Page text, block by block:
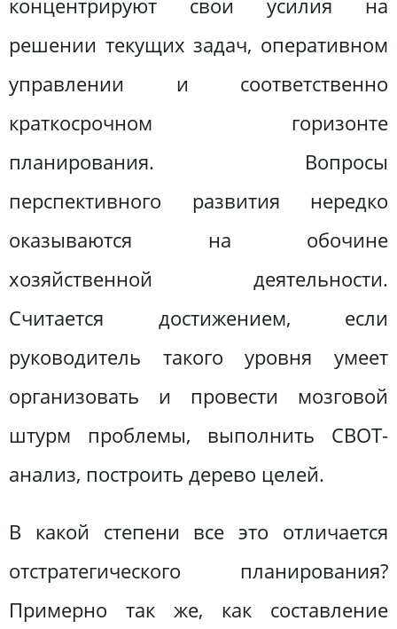
решении текущих задач, оперативном
управлении и соответственно
краткосрочном горизонте
планирования. Вопросы
перспективного развития нередко
оказываются на обочине
хозяйственной деятельности.
Считается достижением, если
руководитель такого уровня умеет
организовать и провести мозговой
штурм проблемы, выполнить СВОТ-
анализ, построить дерево целей.
В какой степени все это отличается
отстратегического планирования?
Примерно так же, как составление